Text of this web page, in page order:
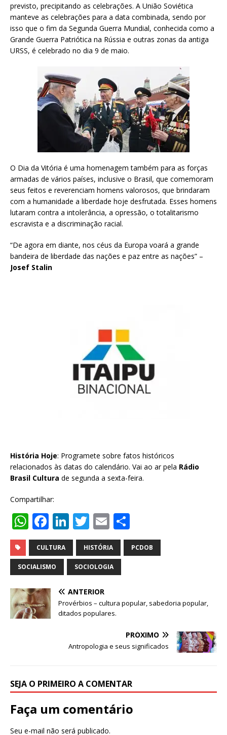
previsto, precipitando as celebrações. A União Soviética
manteve as celebrações para a data combinada, sendo por
isso que o fim da Segunda Guerra Mundial, conhecida como a
Grande Guerra Patriótica na Rússia e outras zonas da antiga
URSS, é celebrado no dia 9 de maio.
O Dia da Vitória é uma homenagem também para as forças
armadas de vários países, inclusive o Brasil, que comemoram
seus feitos e reverenciam homens valorosos, que brindaram
com a humanidade a liberdade hoje desfrutada. Esses homens
lutaram contra a intolerância, a opressão, o totalitarismo
escravista e a discriminação racial.
“De agora em diante, nos céus da Europa voará a grande
bandeira de liberdade das nações e paz entre as nações” –
Josef Stalin
História Hoje: Programete sobre fatos históricos
relacionados às datas do calendário. Vai ao ar pela Rádio
Brasil Cultura de segunda a sexta-feira.
Compartilhar:
W
h
at
s
A
p
p
F
a
c
e
b
o
o
Li
n
k
e
dI
n
T
w
it
te
r
E
m
ai
l
h
ar
CULTURA HISTÓRIA PCDOB
SOCIALISMO SOCIOLOGIA
ANTERIOR
Provérbios – cultura popular, sabedoria popular,
ditados populares.
PRÓXIMO
Antropologia e seus significados
SEJA O PRIMEIRO A COMENTAR
Faça um comentário
Seu e-mail não será publicado.